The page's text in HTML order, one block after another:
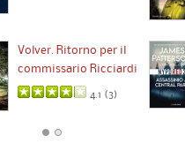
Volver. Ritorno per il
commissario Ricciardi
4.1 (3)